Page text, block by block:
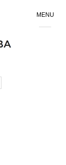
MENU